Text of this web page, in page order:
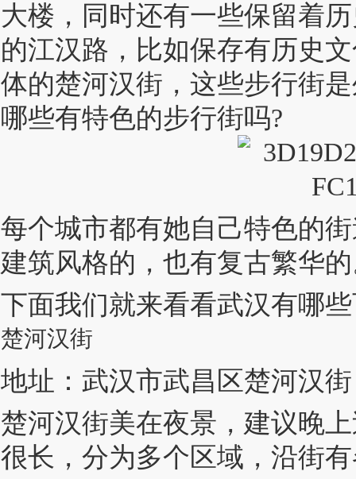
大楼，同时还有一些保留着
的江汉路，比如保存有历史
体的楚河汉街，这些步行街
哪些有特色的步行街吗?
每个城市都有她自己特色的
建筑风格的，也有复古繁华
下面我们就来看看武汉有哪
楚河汉街
地址：武汉市武昌区楚河汉街
楚河汉街美在夜景，建议晚
很长，分为多个区域，沿街